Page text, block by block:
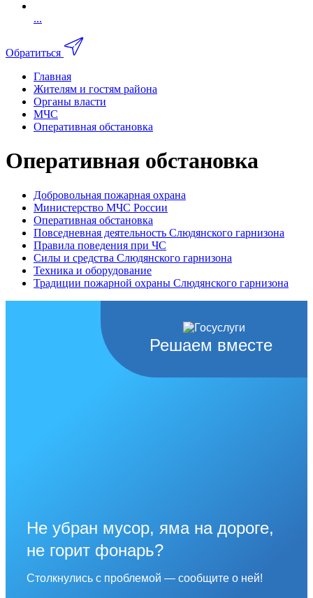
...
Обратиться
Главная
Жителям и гостям района
Органы власти
МЧС
Оперативная обстановка
Оперативная обстановка
Добровольная пожарная охрана
Министерство МЧС России
Оперативная обстановка
Повседневная деятельность Слюдянского гарнизона
Правила поведения при ЧС
Силы и средства Слюдянского гарнизона
Техника и оборудование
Традиции пожарной охраны Слюдянского гарнизона
Решаем вместе
Не убран мусор, яма на дороге,
не горит фонарь?
Столкнулись с проблемой — сообщите о ней!